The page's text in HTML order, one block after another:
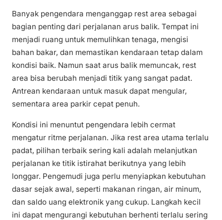
Banyak pengendara menganggap rest area sebagai
bagian penting dari perjalanan arus balik. Tempat ini
menjadi ruang untuk memulihkan tenaga, mengisi
bahan bakar, dan memastikan kendaraan tetap dalam
kondisi baik. Namun saat arus balik memuncak, rest
area bisa berubah menjadi titik yang sangat padat.
Antrean kendaraan untuk masuk dapat mengular,
sementara area parkir cepat penuh.
Kondisi ini menuntut pengendara lebih cermat
mengatur ritme perjalanan. Jika rest area utama terlalu
padat, pilihan terbaik sering kali adalah melanjutkan
perjalanan ke titik istirahat berikutnya yang lebih
longgar. Pengemudi juga perlu menyiapkan kebutuhan
dasar sejak awal, seperti makanan ringan, air minum,
dan saldo uang elektronik yang cukup. Langkah kecil
ini dapat mengurangi kebutuhan berhenti terlalu sering